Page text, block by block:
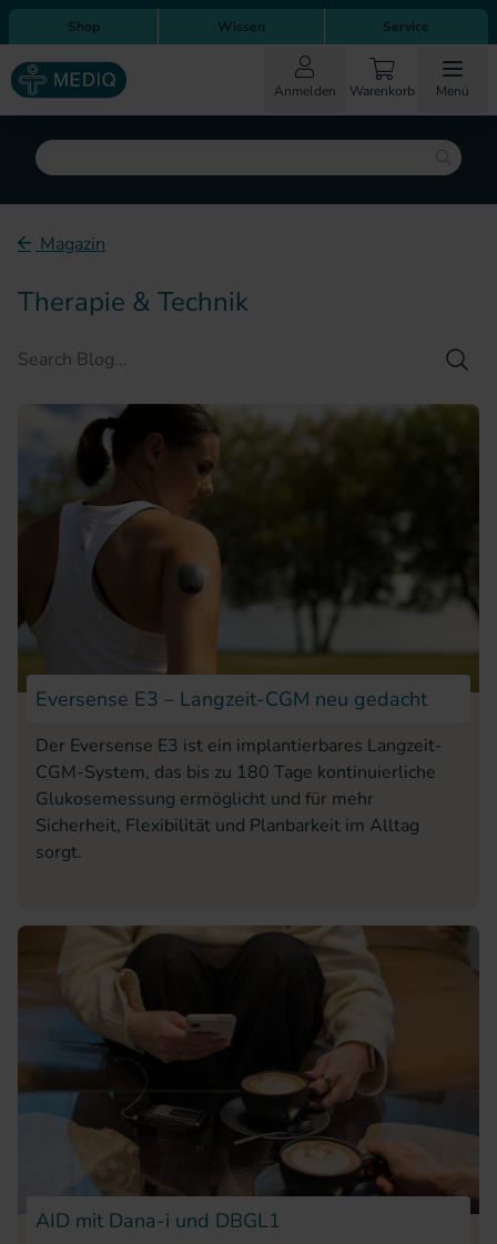
Direkt zum Inhalt
Direkt zur Hauptnavigation
Shop Wissen Service
Anmelden Warenkorb Menü
Suche
Magazin
Therapie & Technik
Eversense E3 – Langzeit-CGM neu gedacht
Der Eversense E3 ist ein implantierbares Langzeit-
CGM-System, das bis zu 180 Tage kontinuierliche
Glukosemessung ermöglicht und für mehr
Sicherheit, Flexibilität und Planbarkeit im Alltag
sorgt.
AID mit Dana-i und DBGL1